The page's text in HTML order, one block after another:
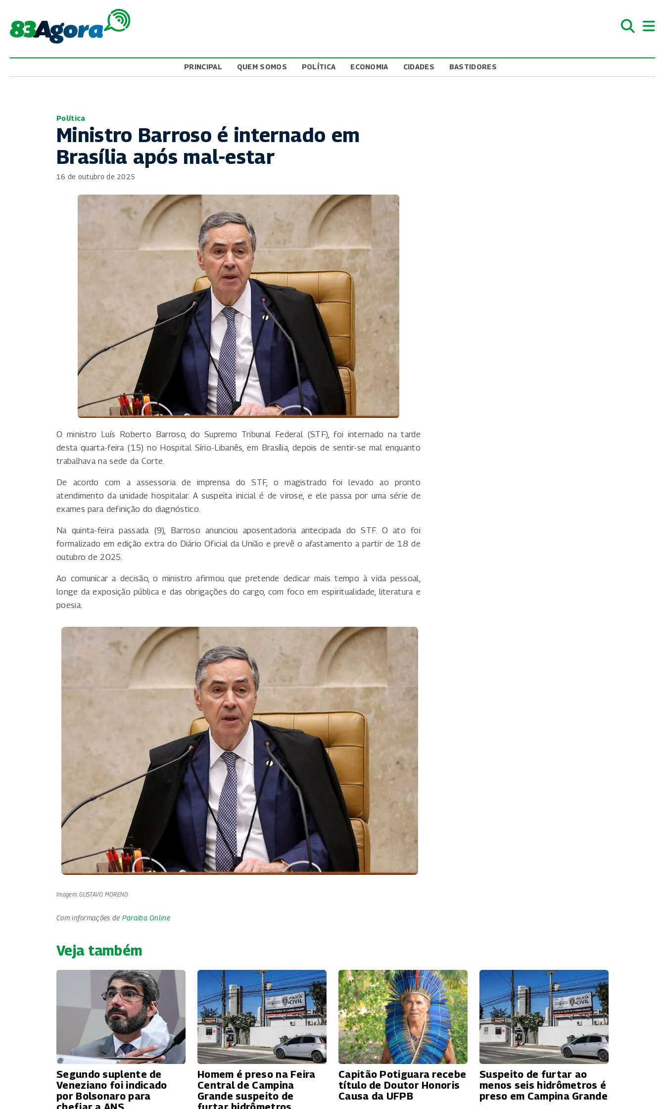
PRINCIPAL QUEM SOMOS POLÍTICA ECONOMIA CIDADES BASTIDORES
Política
Ministro Barroso é internado em
Brasília após mal-estar
16 de outubro de 2025
O ministro Luís Roberto Barroso, do Supremo Tribunal Federal (STF), foi internado na tarde
desta quarta-feira (15) no Hospital Sírio-Libanês, em Brasília, depois de sentir-se mal enquanto
trabalhava na sede da Corte.
De acordo com a assessoria de imprensa do STF, o magistrado foi levado ao pronto
atendimento da unidade hospitalar. A suspeita inicial é de virose, e ele passa por uma série de
exames para definição do diagnóstico.
Na quinta-feira passada (9), Barroso anunciou aposentadoria antecipada do STF. O ato foi
formalizado em edição extra do Diário Oficial da União e prevê o afastamento a partir de 18 de
outubro de 2025.
Ao comunicar a decisão, o ministro afirmou que pretende dedicar mais tempo à vida pessoal,
longe da exposição pública e das obrigações do cargo, com foco em espiritualidade, literatura e
poesia.
Imagem: GUSTAVO MORENO
Com informações de Paraiba Online
Veja também
Segundo suplente de
Veneziano foi indicado
por Bolsonaro para
Homem é preso na Feira
Central de Campina
Grande suspeito de
Capitão Potiguara recebe
título de Doutor Honoris
Causa da UFPB
Suspeito de furtar ao
menos seis hidrômetros é
preso em Campina Grande